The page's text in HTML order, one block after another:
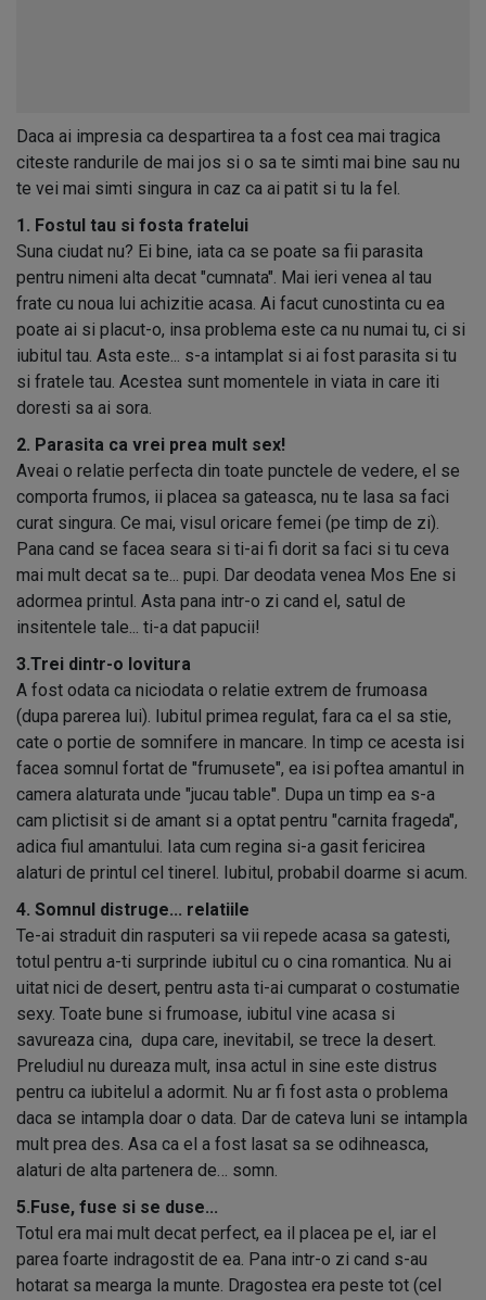
Daca ai impresia ca despartirea ta a fost cea mai tragica
citeste randurile de mai jos si o sa te simti mai bine sau nu
te vei mai simti singura in caz ca ai patit si tu la fel.
1. Fostul tau si fosta fratelui
Suna ciudat nu? Ei bine, iata ca se poate sa fii parasita
pentru nimeni alta decat "cumnata". Mai ieri venea al tau
frate cu noua lui achizitie acasa. Ai facut cunostinta cu ea
poate ai si placut-o, insa problema este ca nu numai tu, ci si
iubitul tau. Asta este... s-a intamplat si ai fost parasita si tu
si fratele tau. Acestea sunt momentele in viata in care iti
doresti sa ai sora.
2. Parasita ca vrei prea mult sex!
Aveai o relatie perfecta din toate punctele de vedere, el se
comporta frumos, ii placea sa gateasca, nu te lasa sa faci
curat singura. Ce mai, visul oricare femei (pe timp de zi).
Pana cand se facea seara si ti-ai fi dorit sa faci si tu ceva
mai mult decat sa te... pupi. Dar deodata venea Mos Ene si
adormea printul. Asta pana intr-o zi cand el, satul de
insitentele tale... ti-a dat papucii!
3.Trei dintr-o lovitura
A fost odata ca niciodata o relatie extrem de frumoasa
(dupa parerea lui). Iubitul primea regulat, fara ca el sa stie,
cate o portie de somnifere in mancare. In timp ce acesta isi
facea somnul fortat de "frumusete", ea isi poftea amantul in
camera alaturata unde "jucau table". Dupa un timp ea s-a
cam plictisit si de amant si a optat pentru "carnita frageda",
adica fiul amantului. Iata cum regina si-a gasit fericirea
alaturi de printul cel tinerel. Iubitul, probabil doarme si acum.
4. Somnul distruge... relatiile
Te-ai straduit din rasputeri sa vii repede acasa sa gatesti,
totul pentru a-ti surprinde iubitul cu o cina romantica. Nu ai
uitat nici de desert, pentru asta ti-ai cumparat o costumatie
sexy. Toate bune si frumoase, iubitul vine acasa si
savureaza cina, dupa care, inevitabil, se trece la desert.
Preludiul nu dureaza mult, insa actul in sine este distrus
pentru ca iubitelul a adormit. Nu ar fi fost asta o problema
daca se intampla doar o data. Dar de cateva luni se intampla
mult prea des. Asa ca el a fost lasat sa se odihneasca,
alaturi de alta partenera de… somn.
5.Fuse, fuse si se duse...
Totul era mai mult decat perfect, ea il placea pe el, iar el
parea foarte indragostit de ea. Pana intr-o zi cand s-au
hotarat sa mearga la munte. Dragostea era peste tot (cel